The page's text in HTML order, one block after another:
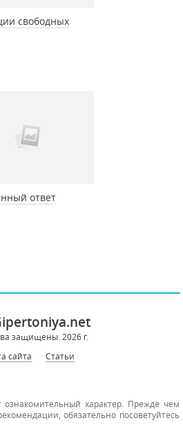
свободных
ответ
защищены. 2026 г.
сайта
Статьи
характер. Прежде чем
обязательно посоветуйтесь